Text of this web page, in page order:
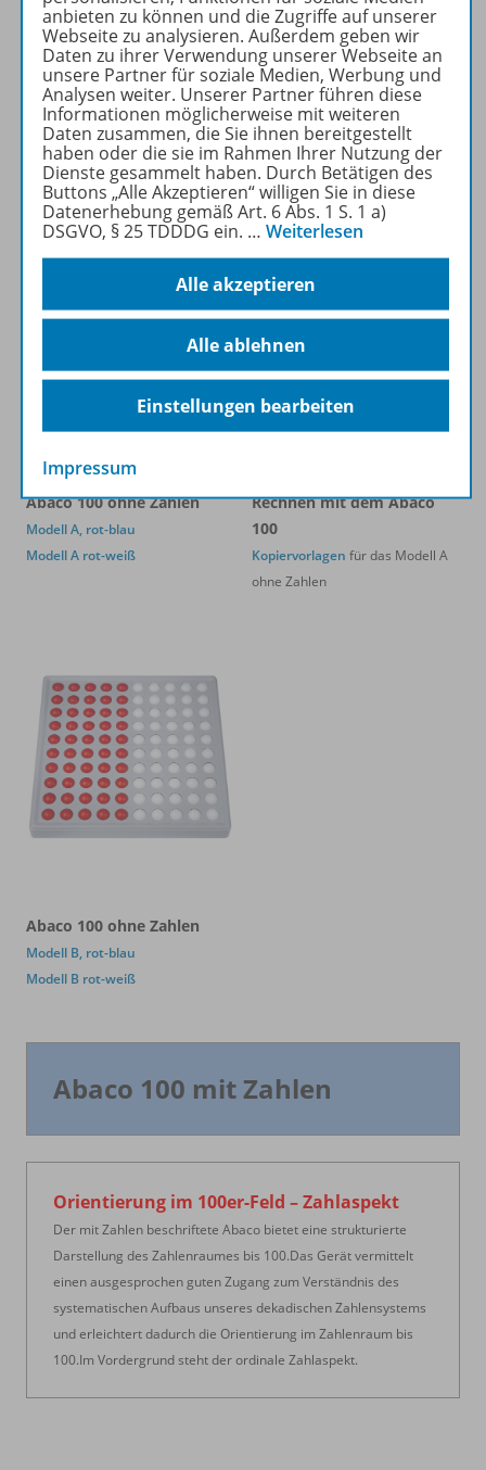
dem Abaco 100 wird das Rechenverständnis erweitert und
gefördert. Im Vordergrund steht der Mengenaspekt. Format
21,5 x 21,5 cm, mit Anleitung und vielen Lernvorschlägen.
Ergänzend dazu: Beschriftungsschablone – einfach auf den
Abaco 100 legen und alle Kugeln sind beziffert.
Abaco 100 ohne Zahlen
Modell A, rot-blau
Modell A rot-weiß
Rechnen mit dem Abaco
100
Kopiervorlagen für das Modell A
ohne Zahlen
Abaco 100 ohne Zahlen
Modell B, rot-blau
Modell B rot-weiß
Abaco 100 mit Zahlen
Orientierung im 100er-Feld – Zahlaspekt
Der mit Zahlen beschriftete Abaco bietet eine strukturierte
Darstellung des Zahlenraumes bis 100.Das Gerät vermittelt
einen ausgesprochen guten Zugang zum Verständnis des
systematischen Aufbaus unseres dekadischen Zahlensystems
und erleichtert dadurch die Orientierung im Zahlenraum bis
100.Im Vordergrund steht der ordinale Zahlaspekt.
anbieten zu können und die Zugriffe auf unserer
Webseite zu analysieren. Außerdem geben wir
Daten zu ihrer Verwendung unserer Webseite an
unsere Partner für soziale Medien, Werbung und
Analysen weiter. Unserer Partner führen diese
Informationen möglicherweise mit weiteren
Daten zusammen, die Sie ihnen bereitgestellt
haben oder die sie im Rahmen Ihrer Nutzung der
Dienste gesammelt haben. Durch Betätigen des
Buttons „Alle Akzeptieren“ willigen Sie in diese
Datenerhebung gemäß Art. 6 Abs. 1 S. 1 a)
DSGVO, § 25 TDDDG ein. … Weiterlesen
Alle akzeptieren
Alle ablehnen
Einstellungen bearbeiten
Impressum